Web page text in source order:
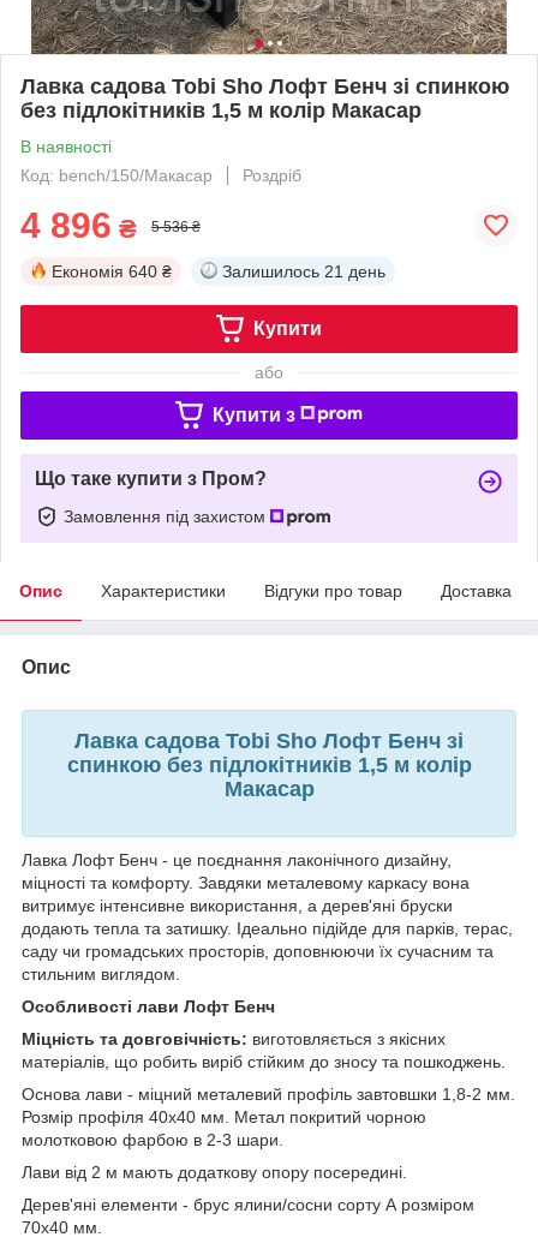
Лавка садова Tobi Sho Лофт Бенч зі спинкою
без підлокітників 1,5 м колір Макасар
В наявності
Код: bench/150/Макасар
Роздріб
4 896 ₴ 5 536 ₴
Економія 640 ₴ Залишилось 21 день
Купити
або
Купити з
Що таке купити з Пром?
Замовлення під захистом
Опис Характеристики Відгуки про товар Доставка
Опис
Лавка садова Tobi Sho Лофт Бенч зі
спинкою без підлокітників 1,5 м колір
Макасар
Лавка Лофт Бенч - це поєднання лаконічного дизайну,
міцності та комфорту. Завдяки металевому каркасу вона
витримує інтенсивне використання, а дерев'яні бруски
додають тепла та затишку. Ідеально підійде для парків, терас,
саду чи громадських просторів, доповнюючи їх сучасним та
стильним виглядом.
Особливості лави Лофт Бенч
Міцність та довговічність: виготовляється з якісних
матеріалів, що робить виріб стійким до зносу та пошкоджень.
Основа лави - міцний металевий профіль завтовшки 1,8-2 мм.
Розмір профіля 40х40 мм. Метал покритий чорною
молотковою фарбою в 2-3 шари.
Лави від 2 м мають додаткову опору посередині.
Дерев'яні елементи - брус ялини/сосни сорту А розміром
70х40 мм.